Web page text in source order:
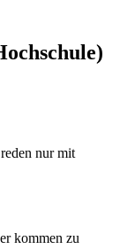
nur mit
kommen zu